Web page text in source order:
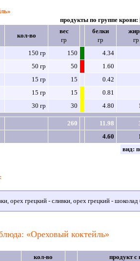
продукты по группе крови:
кол-во
вес
гр
белки
гр
гр
150 гр 150 4.34
50 гр 50 1.60
15 гр 15 0.42
15 гр 15 0.81
30 гр 30 4.80
260 11.98
4.60
вид:
:
орех грецкий - сливки, орех грецкий - шоколад
«Ореховый коктейль»
кол-во
продукт